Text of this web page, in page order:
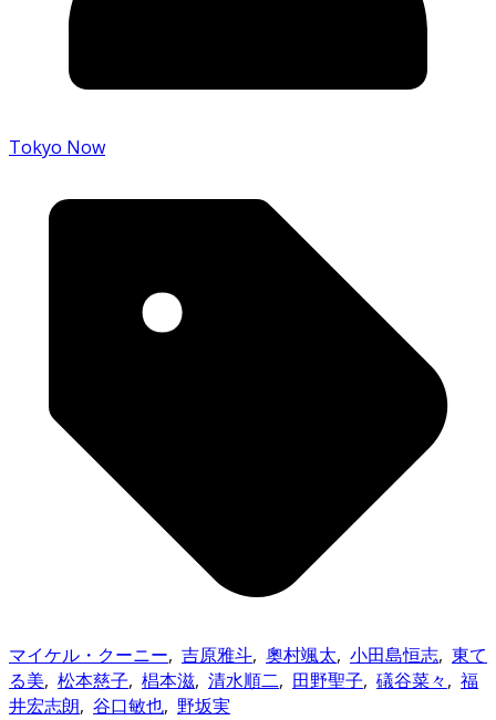
Tokyo Now
マイケル・クーニー, 吉原雅斗, 奧村颯太, 小田島恒志, 東て
る美, 松本慈子, 椙本滋, 清水順二, 田野聖子, 礒谷菜々, 福
井宏志朗, 谷口敏也, 野坂実